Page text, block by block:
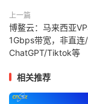
上一篇
博鳌云：马来西亚
1Gbps带宽，非直连
ChatGPT/Tiktok等
相关推荐